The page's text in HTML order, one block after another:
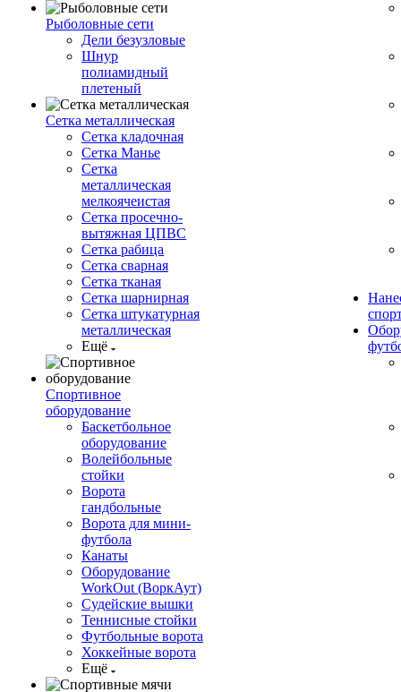
Рыболовные сети
Дели безузловые
Шнур
полиамидный
плетеный
Сетка металлическая
Сетка кладочная
Сетка Манье
Сетка
металлическая
мелкоячеистая
Сетка просечно-
вытяжная ЦПВС
Сетка рабица
Сетка сварная
Сетка тканая
Сетка шарнирная
Сетка штукатурная
металлическая
Ещё
Спортивное
оборудование
Баскетбольное
оборудование
Волейбольные
стойки
Ворота
гандбольные
Ворота для мини-
футбола
Канаты
Оборудование
WorkOut (ВоркАут)
Судейские вышки
Теннисные стойки
Футбольные ворота
Хоккейные ворота
Ещё